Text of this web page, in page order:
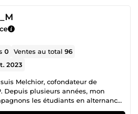
0 Ventes au total96
2023
Melchior, cofondateur de
Depuis plusieurs années, mon
les étudiants en alternance,
Master et même une thèse dans